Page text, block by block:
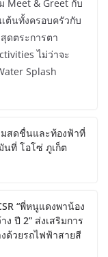
Meet & Greet กับ
ต้นทั้งครอบครัวกับ
ดตระการตา
ไม่ว่าจะ
Splash
สดชื่นและท้องฟ้าที่
นที่ โอโซ่ ภูเก็ต
“พี่หนูแดงพาน้อง
ง ปี 2” ส่งเสริมการ
ด้วยรถไฟฟ้าสายสี